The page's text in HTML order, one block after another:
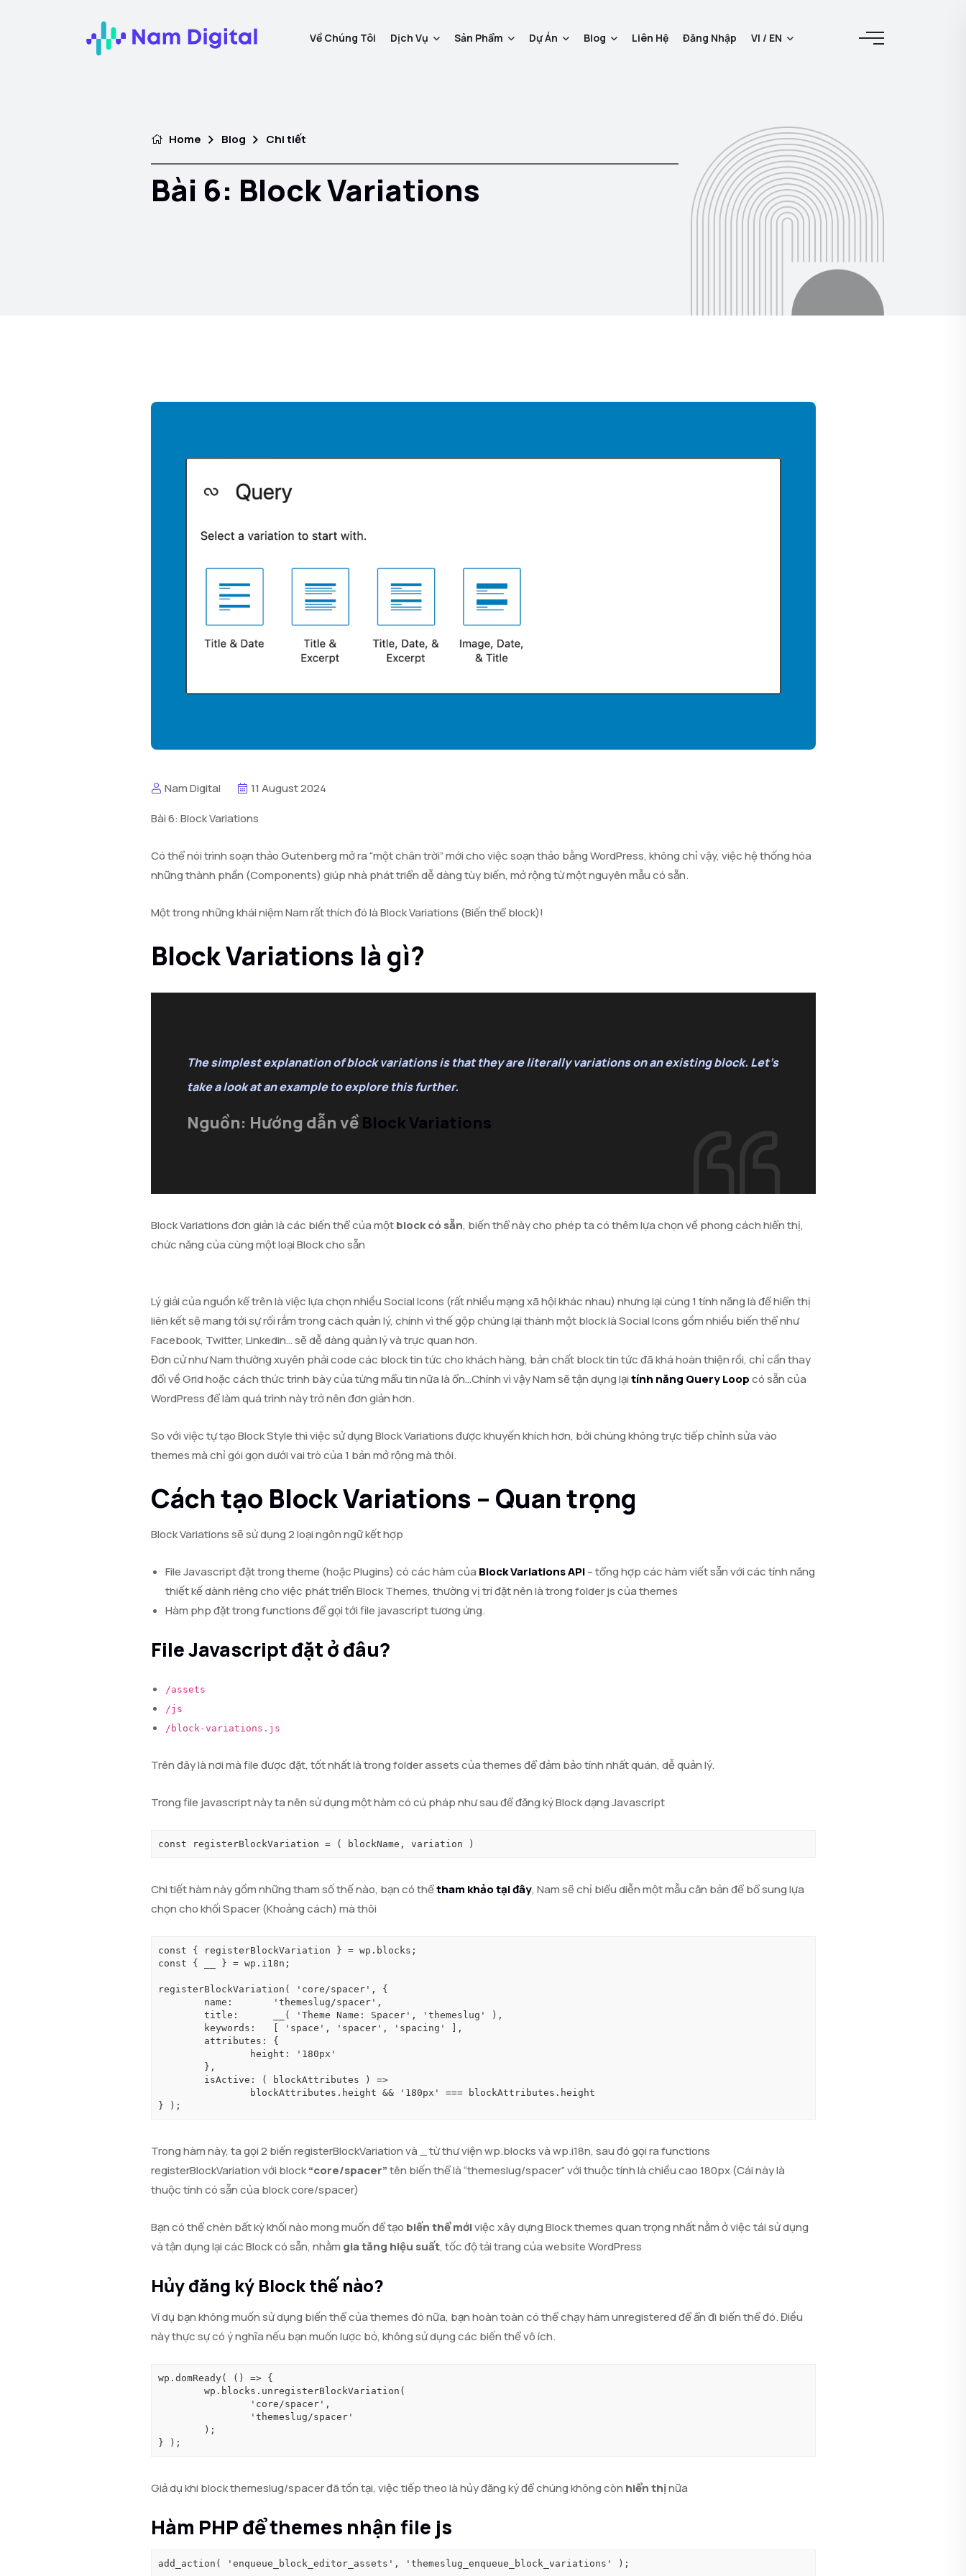
Về Chúng Tôi Dịch Vụ Sản Phẩm Dự Án Blog Liên Hệ Đăng Nhập VI / EN
Home Blog Chi tiết
Bài 6: Block Variations
Nam Digital
11 August 2024
Bài 6: Block Variations
Có thể nói trình soạn thảo Gutenberg mở ra “một chân trời” mới cho việc soạn thảo bằng WordPress, không chỉ vậy, việc hệ thống hóa
những thành phần (Components) giúp nhà phát triển dễ dàng tùy biến, mở rộng từ một nguyên mẫu có sẵn.
Một trong những khái niệm Nam rất thích đó là Block Variations (Biến thể block)!
Block Variations là gì?
The simplest explanation of block variations is that they are literally variations on an existing block. Let’s
take a look at an example to explore this further.
Nguồn: Hướng dẫn về Block Variations
Block Variations đơn giản là các biến thể của mộtblock có sẵn, biến thể này cho phép ta có thêm lựa chọn về phong cách hiển thị,
chức năng của cùng một loại Block cho sẵn
Lý giải của nguồn kể trên là việc lựa chọn nhiều Social Icons (rất nhiều mạng xã hội khác nhau) nhưng lại cùng 1 tính năng là để hiển thị
liên kết sẽ mang tới sự rối rắm trong cách quản lý, chính vì thế gộp chúng lại thành một block là Social Icons gồm nhiều biến thể như
Facebook, Twitter, Linkedin… sẽ dễ dàng quản lý và trực quan hơn.
Đơn cử như Nam thường xuyên phải code các block tin tức cho khách hàng, bản chất block tin tức đã khá hoàn thiện rồi, chỉ cần thay
đổi về Grid hoặc cách thức trình bày của từng mẩu tin nữa là ổn…Chính vì vậy Nam sẽ tận dụng lạitính năng Query Loopcó sẵn của
WordPress để làm quá trình này trở nên đơn giản hơn.
So với việc tự tạo Block Style thì việc sử dụng Block Variations được khuyến khích hơn, bởi chúng không trực tiếp chỉnh sửa vào
themes mà chỉ gói gọn dưới vai trò của 1 bản mở rộng mà thôi.
Cách tạo Block Variations – Quan trọng
Block Variations sẽ sử dụng 2 loại ngôn ngữ kết hợp
File Javascript đặt trong theme (hoặc Plugins) có các hàm của Block Variations API– tổng hợp các hàm viết sẵn với các tính năng
thiết kế dành riêng cho việc phát triển Block Themes, thường vị trí đặt nên là trong folder js của themes
Hàm php đặt trong functions để gọi tới file javascript tương ứng.
File Javascript đặt ở đâu?
/assets
/js
/block-variations.js
Trên đây là nơi mà file được đặt, tốt nhất là trong folder assets của themes để đảm bảo tính nhất quán, dễ quản lý.
Trong file javascript này ta nên sử dụng một hàm có cú pháp như sau để đăng ký Block dạng Javascript
const registerBlockVariation = ( blockName, variation )
Chi tiết hàm này gồm những tham số thế nào, bạn có thểtham khảo tại đây, Nam sẽ chỉ biểu diễn một mẫu căn bản để bổ sung lựa
chọn cho khối Spacer (Khoảng cách) mà thôi
const { registerBlockVariation } = wp.blocks;
const { __ } = wp.i18n;
registerBlockVariation( 'core/spacer', {
} );
Trong hàm này, ta gọi 2 biến registerBlockVariation và _ từ thư viện wp.blocks và wp.i18n, sau đó gọi ra functions
registerBlockVariation với block“core/spacer”tên biến thể là “themeslug/spacer” với thuộc tính là chiều cao 180px (Cái này là
thuộc tính có sẵn của block core/spacer)
Bạn có thể chèn bất kỳ khối nào mong muốn để tạo biến thể mớiviệc xây dựng Block themes quan trọng nhất nằm ở việc tái sử dụng
và tận dụng lại các Block có sẵn, nhằm gia tăng hiệu suất, tốc độ tải trang của website WordPress
Hủy đăng ký Block thế nào?
Ví dụ bạn không muốn sử dụng biến thể của themes đó nữa, bạn hoàn toàn có thể chạy hàm unregistered để ẩn đi biến thể đó. Điều
này thực sự có ý nghĩa nếu bạn muốn lược bỏ, không sử dụng các biến thể vô ích.
wp.domReady( () => {
} );
Giả dụ khi block themeslug/spacer đã tồn tại, việc tiếp theo là hủy đăng ký để chúng không còn hiển thịnữa
Hàm PHP để themes nhận file js
add_action( 'enqueue_block_editor_assets', 'themeslug_enqueue_block_variations' );